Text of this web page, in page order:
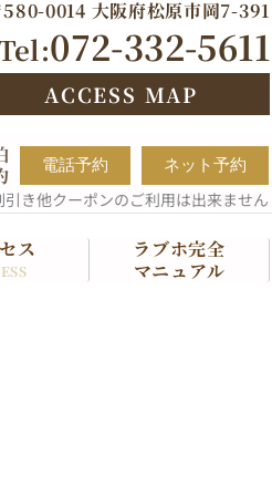
580-0014 大阪府松原市岡7-391
072-332-5611
ACCESS MAP
電話予約 ネット予約
引き他クーポンのご利用は出来ません
ス
ラブホ完全
マニュアル